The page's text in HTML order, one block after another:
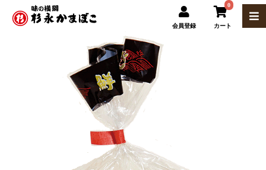
会員登録
0
カート